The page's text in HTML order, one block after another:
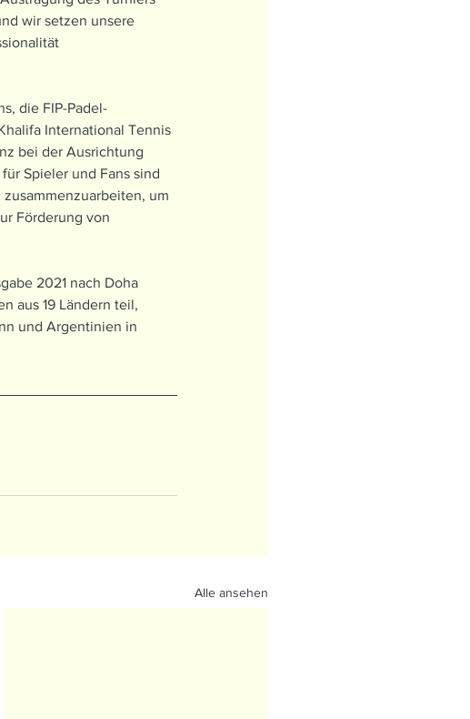
wir setzen unsere
die FIP-Padel-
International Tennis
bei der Ausrichtung
Spieler und Fans sind
um
Förderung von
2021 nach Doha
aus 19 Ländern teil,
und Argentinien in
Alle ansehen